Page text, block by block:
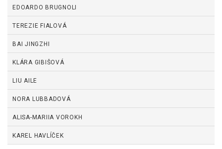
EDOARDO BRUGNOLI
TEREZIE FIALOVÁ
BAI JINGZHI
KLÁRA GIBIŠOVÁ
LIU AILE
NORA LUBBADOVÁ
ALISA-MARIIA VOROKH
KAREL HAVLÍČEK